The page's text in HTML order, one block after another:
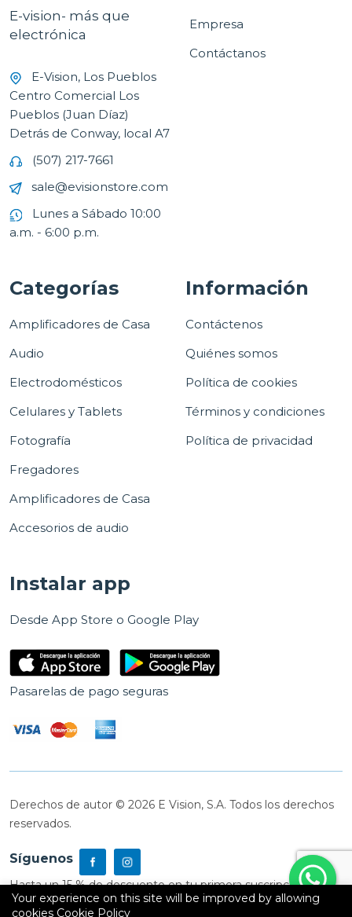
E-vision- más que
electrónica
E-Vision, Los Pueblos
Centro Comercial Los
Pueblos (Juan Díaz)
Detrás de Conway, local A7
(507) 217-7661
sale@evisionstore.com
Lunes a Sábado 10:00
a.m. - 6:00 p.m.
Empresa
Contáctanos
Categorías
Amplificadores de Casa
Audio
Electrodomésticos
Celulares y Tablets
Fotografía
Fregadores
Amplificadores de Casa
Accesorios de audio
Información
Contáctenos
Quiénes somos
Política de cookies
Términos y condiciones
Política de privacidad
Instalar app
Desde App Store o Google Play
Pasarelas de pago seguras
Derechos de autor © 2026 E Vision, S.A. Todos los derechos
reservados.
Síguenos
Hasta un 15 % de descuento en tu primera suscripción
Your experience on this site will be improved by allowing
cookies Cookie Policy